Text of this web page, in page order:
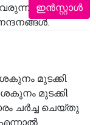
മുടക്കി.
മുടക്കി.
ചർച്ച ചെയ്തു
എന്നാൽ
ഇൻസ്റ്റാൾ